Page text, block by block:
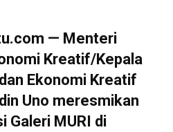
— Menteri
Kreatif/Kepala
Ekonomi Kreatif
Uno meresmikan
Galeri MURI di